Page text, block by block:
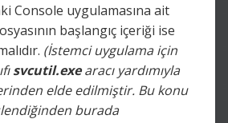
Console uygulamasına ait
başlangıç içeriği ise
(İstemci uygulama için
svcutil.exearacı yardımıyla
elde edilmiştir. Bu konu
burada